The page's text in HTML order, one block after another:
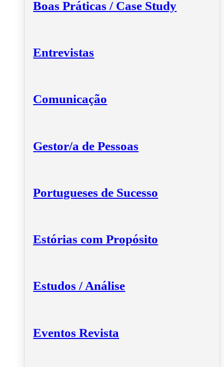
Boas Práticas / Case Study
Entrevistas
Comunicação
Gestor/a de Pessoas
Portugueses de Sucesso
Estórias com Propósito
Estudos / Análise
Eventos Revista